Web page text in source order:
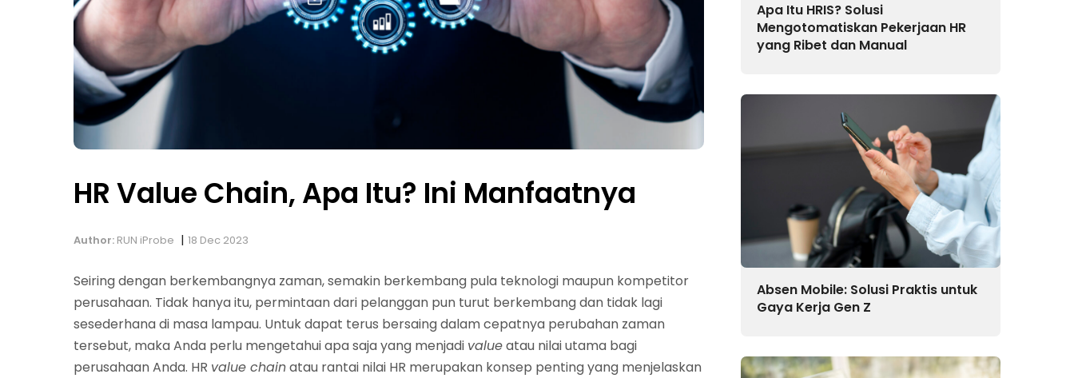
HR Value Chain, Apa Itu? Ini Manfaatnya
Author: RUN iProbe | 18 Dec 2023
Seiring dengan berkembangnya zaman, semakin berkembang pula teknologi maupun kompetitor
perusahaan. Tidak hanya itu, permintaan dari pelanggan pun turut berkembang dan tidak lagi
sesederhana di masa lampau. Untuk dapat terus bersaing dalam cepatnya perubahan zaman
tersebut, maka Anda perlu mengetahui apa saja yang menjadi valueatau nilai utama bagi
perusahaan Anda. HR value chainatau rantai nilai HR merupakan konsep penting yang menjelaskan
Apa Itu HRIS? Solusi
Mengotomatiskan Pekerjaan HR
yang Ribet dan Manual
Absen Mobile: Solusi Praktis untuk
Gaya Kerja Gen Z